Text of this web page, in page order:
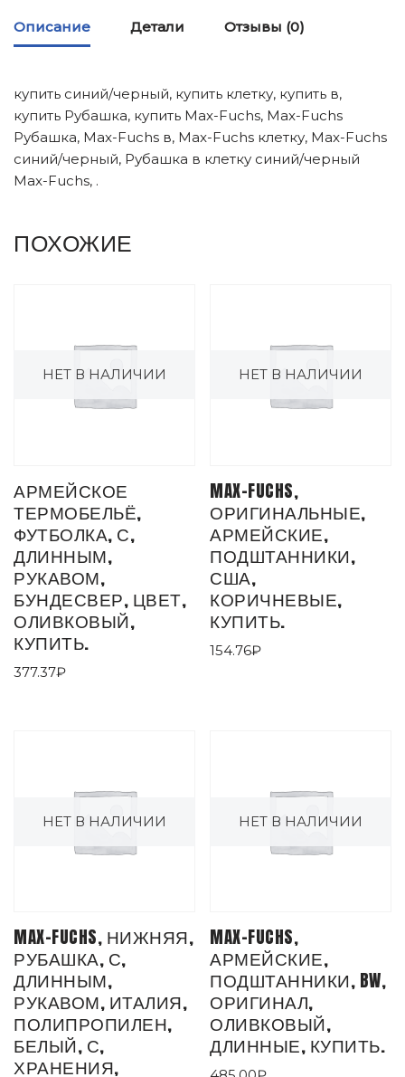
Описание Детали Отзывы (0)
купить синий/черный, купить клетку, купить в,
купить Рубашка, купить Max-Fuchs, Max-Fuchs
Рубашка, Max-Fuchs в, Max-Fuchs клетку, Max-Fuchs
синий/черный, Рубашка в клетку синий/черный
Max-Fuchs, .
ПОХОЖИЕ
НЕТ В НАЛИЧИИ
АРМЕЙСКОЕ
ТЕРМОБЕЛЬЁ,
ФУТБОЛКА, С,
ДЛИННЫМ,
РУКАВОМ,
БУНДЕСВЕР, ЦВЕТ,
ОЛИВКОВЫЙ,
КУПИТЬ.
377.37₽
НЕТ В НАЛИЧИИ
MAX-FUCHS,
ОРИГИНАЛЬНЫЕ,
АРМЕЙСКИЕ,
ПОДШТАННИКИ,
США,
КОРИЧНЕВЫЕ,
КУПИТЬ.
154.76₽
НЕТ В НАЛИЧИИ
MAX-FUCHS, НИЖНЯЯ,
РУБАШКА, С,
ДЛИННЫМ,
РУКАВОМ, ИТАЛИЯ,
ПОЛИПРОПИЛЕН,
БЕЛЫЙ, С,
ХРАНЕНИЯ,
НЕТ В НАЛИЧИИ
MAX-FUCHS,
АРМЕЙСКИЕ,
ПОДШТАННИКИ, BW,
ОРИГИНАЛ,
ОЛИВКОВЫЙ,
ДЛИННЫЕ, КУПИТЬ.